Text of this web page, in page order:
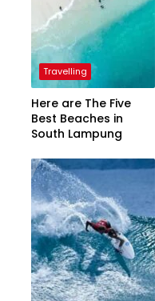
Travelling
Here are The Five
Best Beaches in
South Lampung